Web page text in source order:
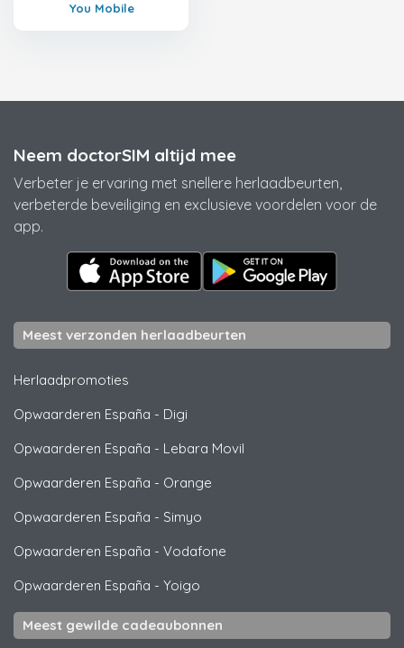
You Mobile
Neem doctorSIM altijd mee
Verbeter je ervaring met snellere herlaadbeurten,
verbeterde beveiliging en exclusieve voordelen voor de
app.
Meest verzonden herlaadbeurten
Herlaadpromoties
Opwaarderen España - Digi
Opwaarderen España - Lebara Movil
Opwaarderen España - Orange
Opwaarderen España - Simyo
Opwaarderen España - Vodafone
Opwaarderen España - Yoigo
Meest gewilde cadeaubonnen